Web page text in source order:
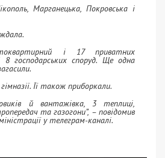
Марганецька, Покровська і
і 17 приватних
8 господарських споруд. Ще одна
Її також приборкали.
й вантажівка, 3 теплиці,
та газогони”, – повідомив
у телеграм-каналі.